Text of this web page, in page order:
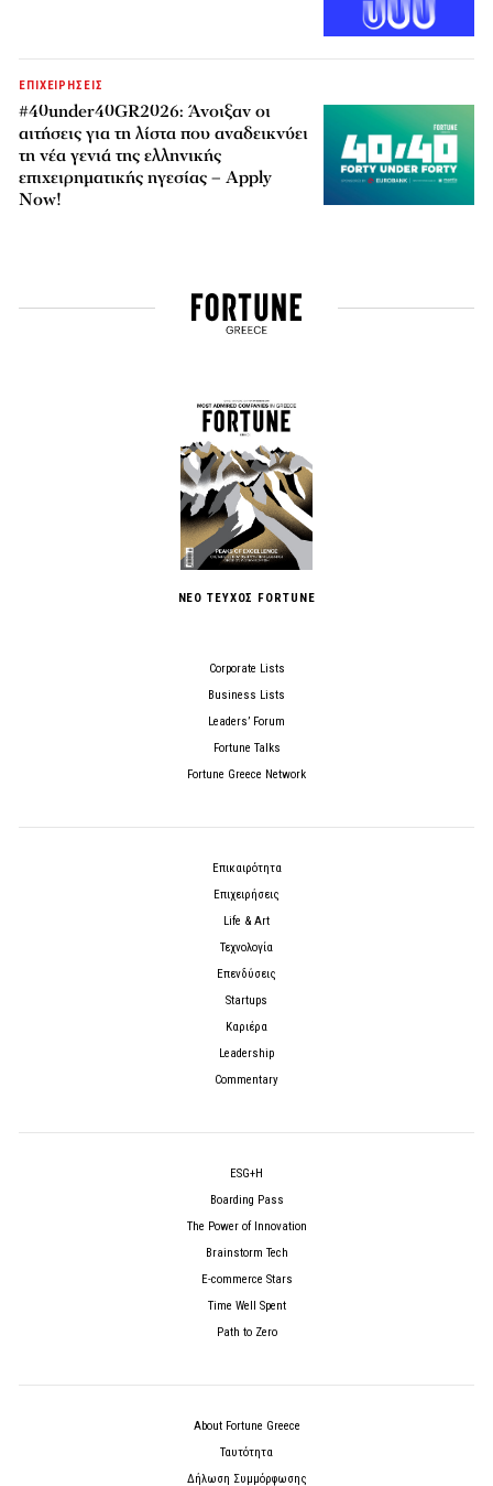
ΕΠΙΧΕΙΡΗΣΕΙΣ
#40under40GR2026: Άνοιξαν οι
αιτήσεις για τη λίστα που αναδεικνύει
τη νέα γενιά της ελληνικής
επιχειρηματικής ηγεσίας – Apply
Now!
ΝΕΟ ΤΕΥΧΟΣ FORTUNE
Corporate Lists
Business Lists
Leaders’ Forum
Fortune Talks
Fortune Greece Network
Επικαιρότητα
Επιχειρήσεις
Life & Art
Τεχνολογία
Επενδύσεις
Startups
Καριέρα
Leadership
Commentary
ESG+H
Boarding Pass
The Power of Innovation
Brainstorm Tech
E-commerce Stars
Time Well Spent
Path to Zero
About Fortune Greece
Ταυτότητα
Δήλωση Συμμόρφωσης